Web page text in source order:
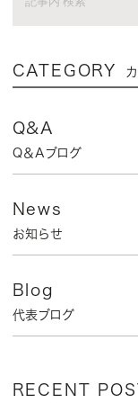
CATEGORY
Q&A
Q＆Aブログ
News
お知らせ
Blog
代表ブログ
RECENT